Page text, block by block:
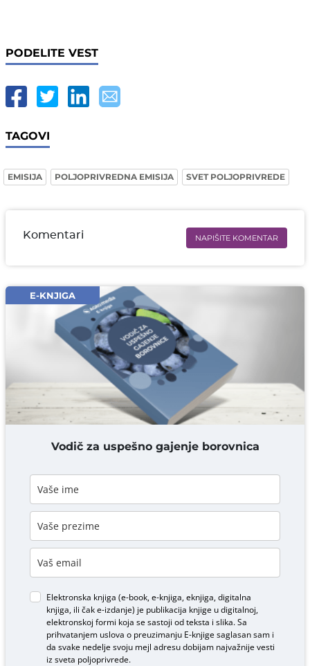
PODELITE VEST
TAGOVI
EMISIJA POLJOPRIVREDNA EMISIJA SVET POLJOPRIVREDE
Komentari NAPIŠITE KOMENTAR
Email* obavezno
Komentar* obavezno
DODAJ KOMENTAR
E-KNJIGA
Vodič za uspešno gajenje borovnica
Elektronska knjiga (e-book, e-knjiga, eknjiga, digitalna
knjiga, ili čak e-izdanje) je publikacija knjige u digitalnoj,
elektronskoj formi koja se sastoji od teksta i slika. Sa
prihvatanjem uslova o preuzimanju E-knjigesaglasan sam i
da svake nedelje svoju mejl adresu dobijam najvažnije vesti
iz sveta poljoprivrede.